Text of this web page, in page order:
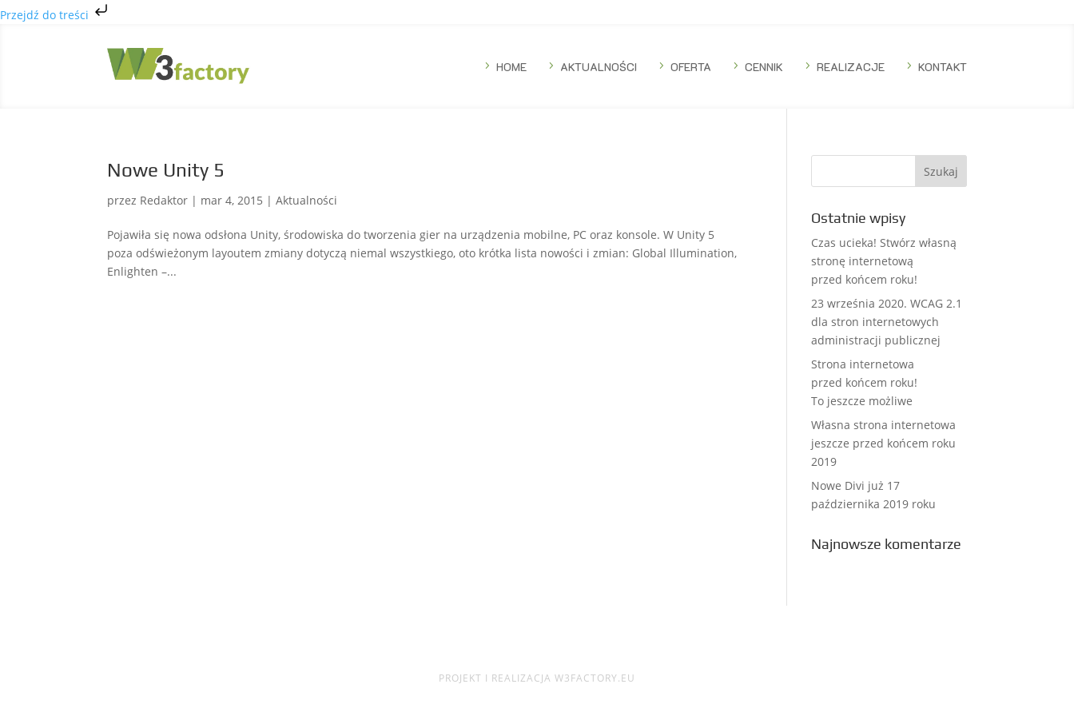
Przejdź do treści
5 HOME 5 AKTUALNOŚCI 5 OFERTA 5 CENNIK 5 REALIZACJE 5 KONTAKT
Nowe Unity 5
przez Redaktor | mar 4, 2015 |Aktualności
Pojawiła się nowa odsłona Unity, środowiska do tworzenia gier na urządzenia mobilne, PC oraz konsole. W Unity 5
poza odświeżonym layoutem zmiany dotyczą niemal wszystkiego, oto krótka lista nowości i zmian: Global Illumination,
Enlighten –...
Ostatnie wpisy
Czas ucieka! Stwórz własną
stronę internetową
przed końcem roku!
23 września 2020. WCAG 2.1
dla stron internetowych
administracji publicznej
Strona internetowa
przed końcem roku!
To jeszcze możliwe
Własna strona internetowa
jeszcze przed końcem roku
2019
Nowe Divi już 17
października 2019 roku
Najnowsze komentarze
PROJEKT I REALIZACJA W3FACTORY.EU